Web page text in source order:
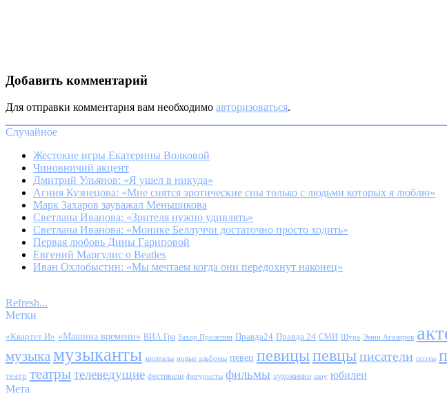
Добавить комментарий
Для отправки комментария вам необходимо авторизоваться.
Случайное
Жестокие игры Екатерины Волковой
Чиновничий акцент
Дмитрий Ульянов: «Я ушел в никуда»
Агния Кузнецова: «Мне снятся эротические сны только с людьми которых я люблю»
Марк Захаров зауважал Меньшикова
Светлана Иванова: «Зрителя нужно удивлять»
Светлана Иванова: «Монике Беллуччи достаточно просто ходить»
Первая любовь Дины Гариповой
Евгений Маргулис о Beatles
Иван Охлобыстин: «Мы мечтаем когда они передохнут наконец»
Refresh...
Метки
«Квартет И» «Машина времени» ВИА Гра Захар Прилепин Правда24 Правда 24 СМИ Шура Эмин Агаларов
музыкамузыканты мюзиклы новые альбомы певец певицыпевцыписатели поэты
театр театрытелеведущие фестивали фигуристы фильмы художники шоу юбилеи
Мета